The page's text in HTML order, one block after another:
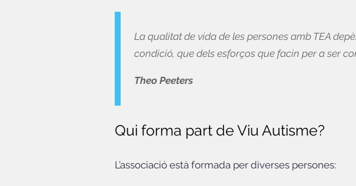
La qualitat de vida de les persones amb TEA
condició, que dels esforços que facin per a ser
Theo Peeters
Qui forma part de Viu Autisme?
L’associació està formada per diverses persones: